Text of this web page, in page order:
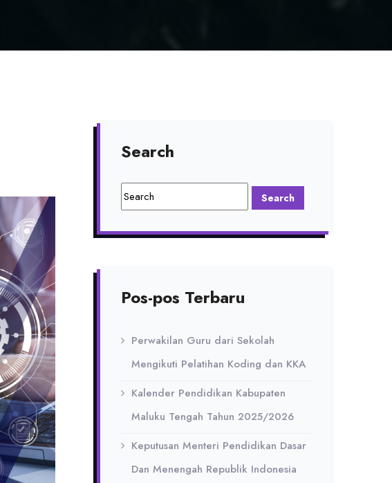
Search
Pos-pos Terbaru
Perwakilan Guru dari Sekolah
Mengikuti Pelatihan Koding dan KKA
Kalender Pendidikan Kabupaten
Maluku Tengah Tahun 2025/2026
Keputusan Menteri Pendidikan Dasar
Dan Menengah Republik Indonesia